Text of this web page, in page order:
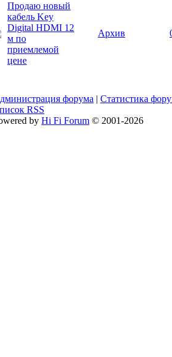
Продаю новый
кабель Key
Digital HDMI 12
м по
приемлемой
цене
Архив
форума | Статистика
RSS
by Hi Fi Forum © 2001-2026